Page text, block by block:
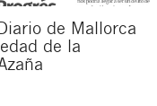
de Mallorca
de la